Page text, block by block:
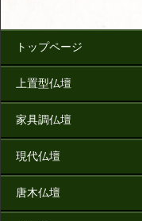
トップページ
上置型仏壇
家具調仏壇
現代仏壇
唐木仏壇